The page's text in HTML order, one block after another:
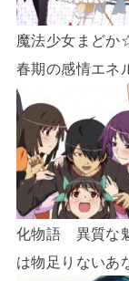
魔法少女まど
春期の感情エネ
化物語 異質な
は物足りないあ